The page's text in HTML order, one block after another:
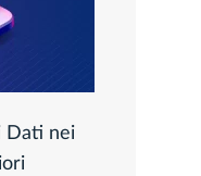
Dati nei